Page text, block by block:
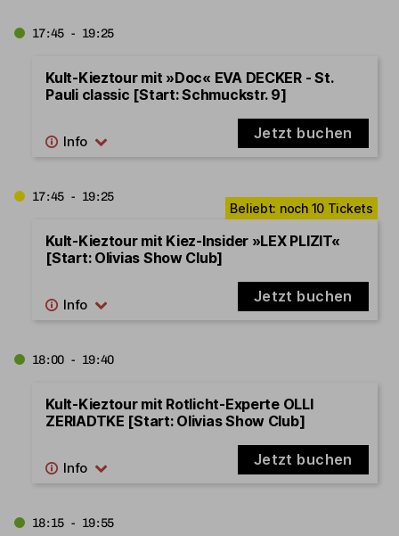
17:45 - 19:25
Kult-Kieztour mit »Doc« EVA DECKER - St.
Pauli classic [Start: Schmuckstr. 9]
Jetzt buchen
17:45 - 19:25
Kult-Kieztour mit Kiez-Insider »LEX PLIZIT«
[Start: Olivias Show Club]
Jetzt buchen
18:00 - 19:40
Kult-Kieztour mit Rotlicht-Experte OLLI
ZERIADTKE [Start: Olivias Show Club]
Jetzt buchen
18:15 - 19:55